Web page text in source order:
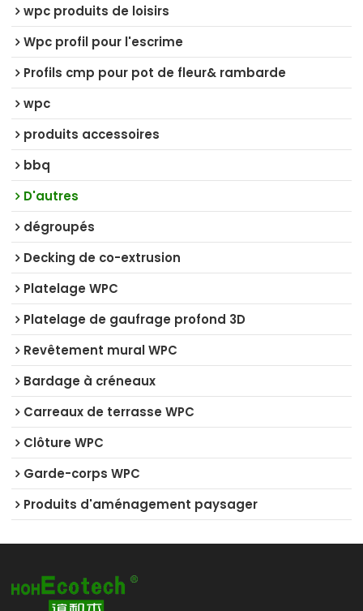
wpc produits de loisirs
Wpc profil pour l'escrime
Profils cmp pour pot de fleur& rambarde
wpc
produits accessoires
bbq
D'autres
dégroupés
Decking de co-extrusion
Platelage WPC
Platelage de gaufrage profond 3D
Revêtement mural WPC
Bardage à créneaux
Carreaux de terrasse WPC
Clôture WPC
Garde-corps WPC
Produits d'aménagement paysager